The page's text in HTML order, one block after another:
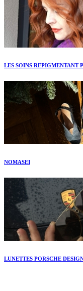
LES SOINS REPIGMENTANT
NOMASEI
LUNETTES PORSCHE